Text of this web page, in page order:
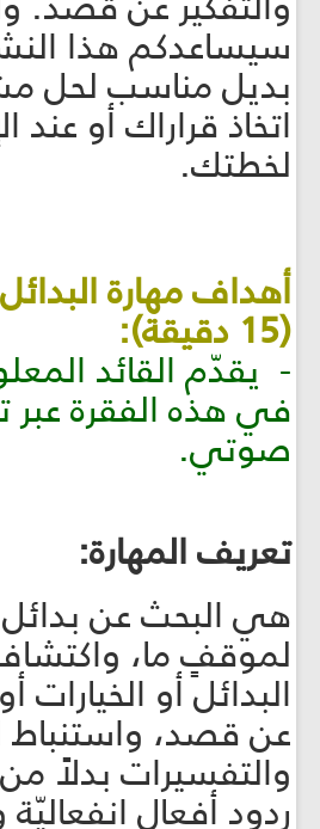
سيساعدكم هذا
بديل مناسب لحل
اتخاذ قراراك أو عند
لخطتك.
أهداف مهارة
(15 دقيقة):
- يقدّم القائد
في هذه الفقرة
صوتي.
تعريف المهارة:
هي البحث عن
لموقفٍ ما،
البدائل أو الخيارات
عن قصد، واستنباط
والتفسيرات بدلاً
ردود أفعال